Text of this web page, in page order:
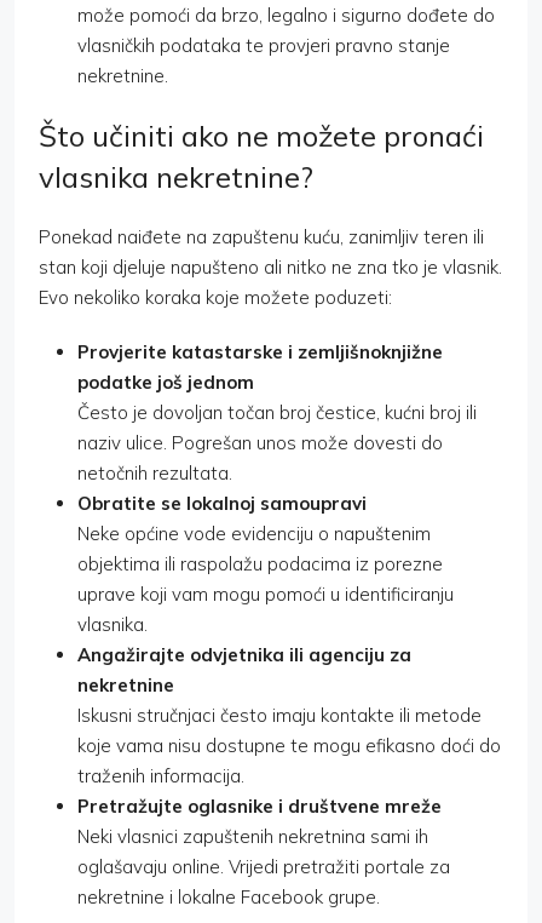
može pomoći da brzo, legalno i sigurno dođete do
vlasničkih podataka te provjeri pravno stanje
nekretnine.
Što učiniti ako ne možete pronaći
vlasnika nekretnine?
Ponekad naiđete na zapuštenu kuću, zanimljiv teren ili
stan koji djeluje napušteno ali nitko ne zna tko je vlasnik.
Evo nekoliko koraka koje možete poduzeti:
Provjerite katastarske i zemljišnoknjižne
podatke još jednom
Često je dovoljan točan broj čestice, kućni broj ili
naziv ulice. Pogrešan unos može dovesti do
netočnih rezultata.
Obratite se lokalnoj samoupravi
Neke općine vode evidenciju o napuštenim
objektima ili raspolažu podacima iz porezne
uprave koji vam mogu pomoći u identificiranju
vlasnika.
Angažirajte odvjetnika ili agenciju za
nekretnine
Iskusni stručnjaci često imaju kontakte ili metode
koje vama nisu dostupne te mogu efikasno doći do
traženih informacija.
Pretražujte oglasnike i društvene mreže
Neki vlasnici zapuštenih nekretnina sami ih
oglašavaju online. Vrijedi pretražiti portale za
nekretnine i lokalne Facebook grupe.